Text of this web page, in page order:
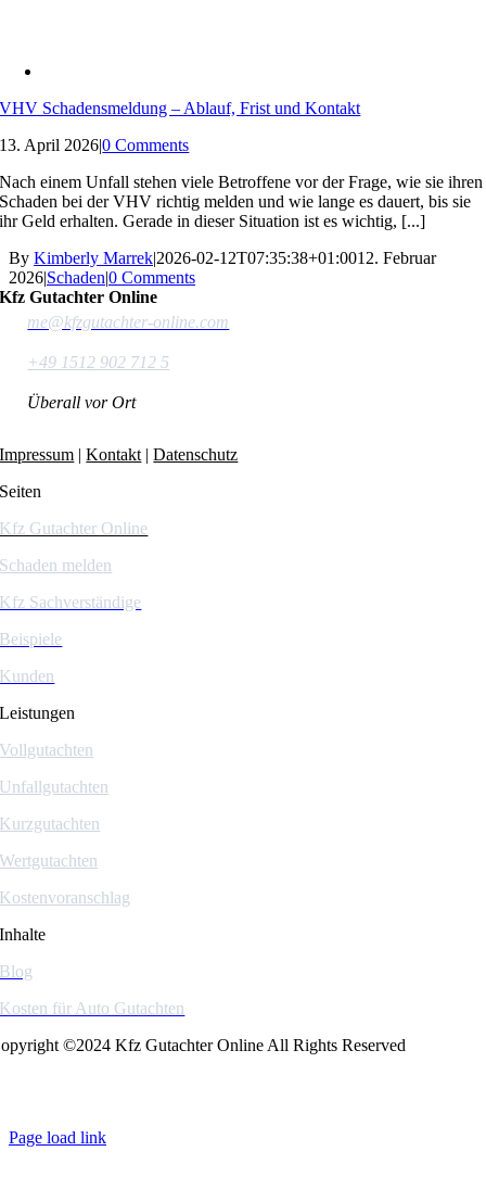
VHV Schadensmeldung – Ablauf, Frist und Kontakt
13. April 2026|0 Comments
Nach einem Unfall stehen viele Betroffene vor der Frage, wie sie ihren
Schaden bei der VHV richtig melden und wie lange es dauert, bis sie
ihr Geld erhalten. Gerade in dieser Situation ist es wichtig, [...]
By Kimberly Marrek|2026-02-12T07:35:38+01:0012. Februar
2026|Schaden|0 Comments
Kfz Gutachter Online
me@kfzgutachter-online.com
+49 1512 902 712 5
Überall vor Ort
Impressum |Kontakt |Datenschutz
Seiten
Kfz Gutachter Online
Schaden melden
Kfz Sachverständige
Beispiele
Kunden
Leistungen
Vollgutachten
Unfallgutachten
Kurzgutachten
Wertgutachten
Kostenvoranschlag
Inhalte
Blog
Kosten für Auto Gutachten
©2024 Kfz Gutachter Online All Rights Reserved
Page load link